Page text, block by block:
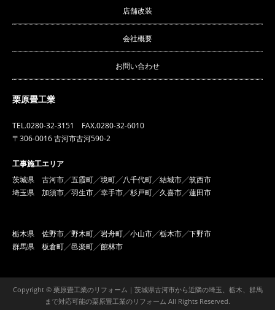
店舗改装
会社概要
お問い合わせ
栗原畳工業
TEL.0280-32-3151 FAX.0280-32-6010
〒306-0016 古河市古河590-2
工事施工エリア
茨城県 古河市╱五霞町╱境町╱八千代町╱結城市╱筑西市
埼玉県 加須市╱羽生市╱幸手市╱杉戸町╱久喜市╱蓮田市
栃木県 佐野市╱野木町╱岩舟町╱小山市╱栃木市╱下野市
群馬県 板倉町╱邑楽町╱館林市
Copyright © 栗原畳工業のリフォーム｜茨城県古河市から近隣の埼玉、栃木、群馬
まで対応可能の栗原畳工業のリフォーム All Rights Reserved.